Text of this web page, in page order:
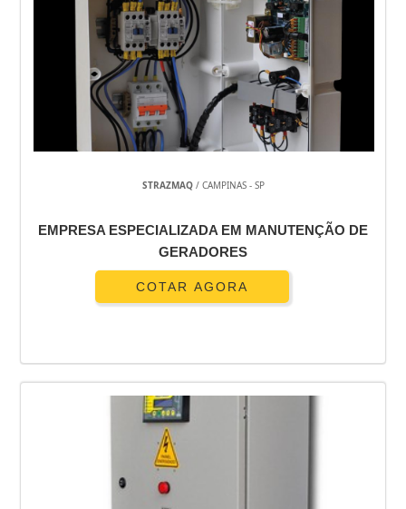
STRAZMAQ/ CAMPINAS - SP
EMPRESA ESPECIALIZADA EM MANUTENÇÃO DE
GERADORES
COTAR AGORA